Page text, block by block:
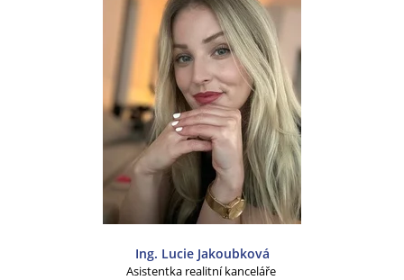
Ing. Lucie Jakoubková
Asistentka realitní kanceláře